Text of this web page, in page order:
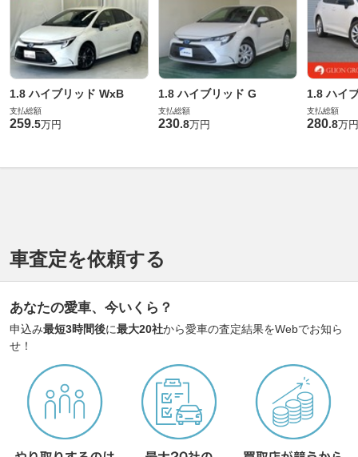
1.8 ハイブリッド WxB
支払総額
259.5万円
1.8 ハイブリッド G
支払総額
230.8万円
1.8 ハイ
支払総額
280.8万円
車査定を依頼する
あなたの愛車、今いくら？
申込み最短3時間後に最大20社から愛車の査定結果をWebでお知ら
せ！